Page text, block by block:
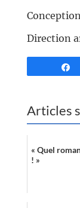
Direction
Articles
« Quel
! »